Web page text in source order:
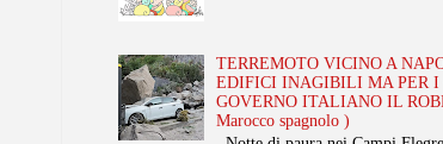
TERREMOTO VICINO A
EDIFICI INAGIBILI MA PER I
GOVERNO ITALIANO IL
Marocco spagnolo )